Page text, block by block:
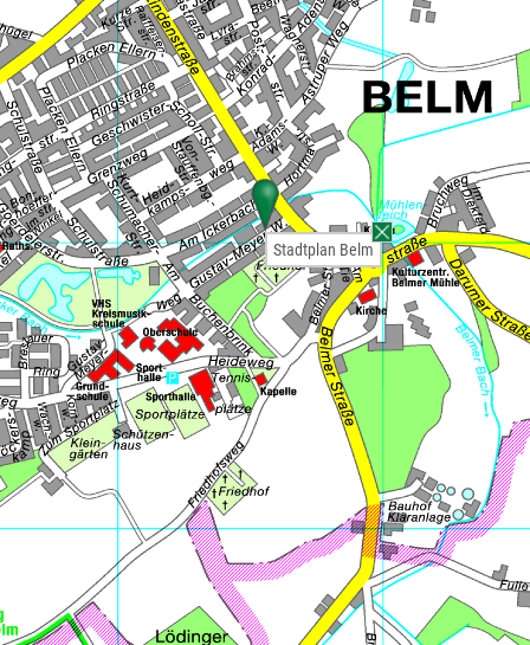
Stadtplan Belm